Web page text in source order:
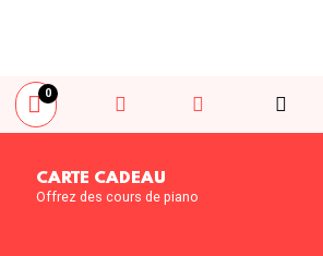
0
CARTE CADEAU
Offrez des cours de piano